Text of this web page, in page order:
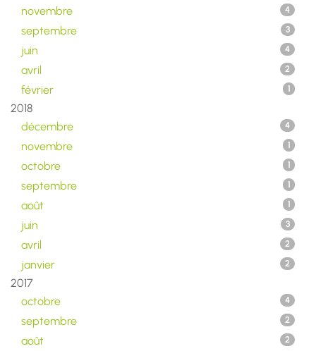
novembre
4
septembre 3
juin 4
avril 2
février 1
2018
décembre
4
novembre 1
octobre 1
septembre 1
août 1
juin 3
avril 2
janvier 2
2017
octobre
4
septembre 2
août 2